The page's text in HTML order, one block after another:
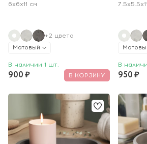
6х6х11 см
+2 цвета
Матовый
В наличии 1 шт.
900 ₽ В КОРЗИНУ
В
950 ₽